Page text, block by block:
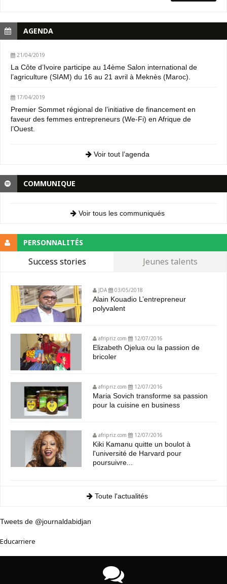
AGENDA
21/04/2019
La Côte d’Ivoire participe au 14ème Salon international de
l’agriculture (SIAM) du 16 au 21 avril à Meknès (Maroc).
17/04/2019
Premier Sommet régional de l’initiative de financement en
faveur des femmes entrepreneurs (We-Fi) en Afrique de
l’Ouest.
Voir tout l’agenda
COMMUNIQUE
Voir tous les communiqués
PERSONNALITÉS
Success stories Jeunes talents
JDA 03/05/2018
Alain Kouadio L’entrepreneur
polyvalent
afripriz.com 12/07/2016
Elizabeth Ojelua ou la passion de
bricoler
afripriz.com 12/07/2016
Maria Sovich transforme sa passion
pour la cuisine en business
afripriz.com 12/07/2016
Kiki Kamanu quitte un boulot à
l'université de Harvard pour
poursuivre...
Toute l'actualités
Tweets de @journaldabidjan
Educarriere